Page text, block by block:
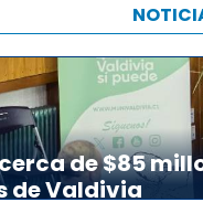
de $85
de Valdivia